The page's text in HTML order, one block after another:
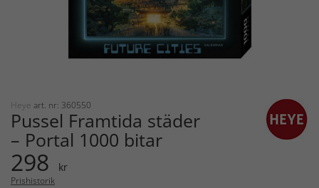
Heye art. nr: 360550
Pussel Framtida städer
– Portal 1000 bitar
298 kr
Prishistorik